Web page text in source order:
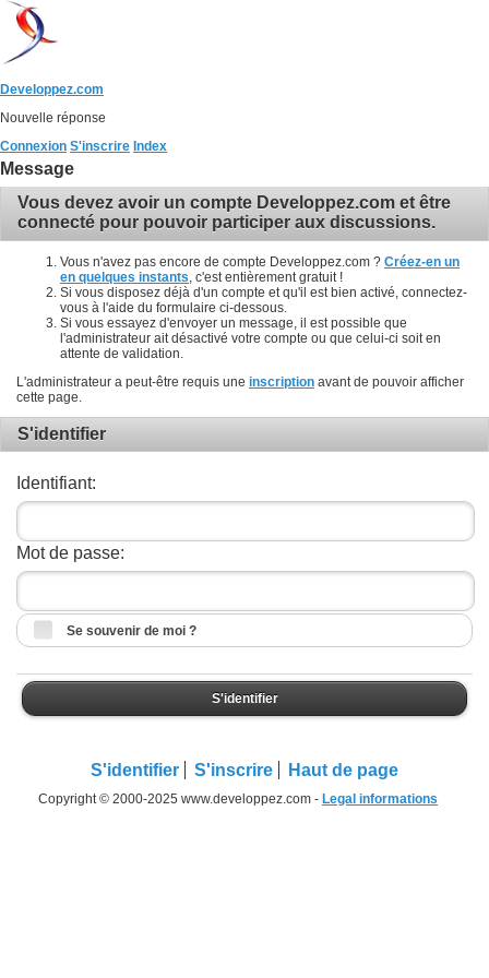
Developpez.com
Nouvelle réponse
Connexion S'inscrire Index
Message
Vous devez avoir un compte Developpez.com et être
connecté pour pouvoir participer aux discussions.
Vous n'avez pas encore de compte Developpez.com ? Créez-en un
en quelques instants , c'est entièrement gratuit !
Si vous disposez déjà d'un compte et qu'il est bien activé, connectez-
vous à l'aide du formulaire ci-dessous.
Si vous essayez d'envoyer un message, il est possible que
l'administrateur ait désactivé votre compte ou que celui-ci soit en
attente de validation.
L'administrateur a peut-être requis une inscription avant de pouvoir afficher
cette page.
S'identifier
Identifiant:
Mot de passe:
Se souvenir de moi ?
S'identifier
S'identifier S'inscrire Haut de page
Copyright © 2000-2025 www.developpez.com - Legal informations